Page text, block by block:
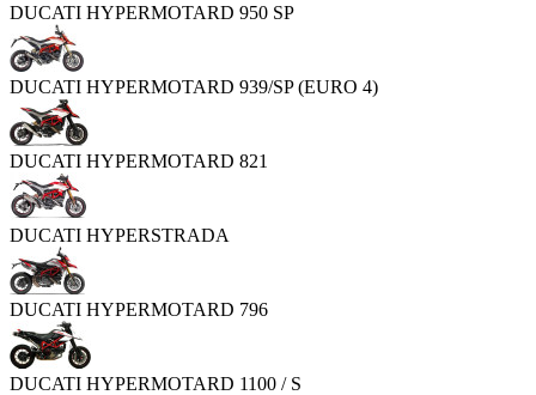
DUCATI HYPERMOTARD 950 SP
DUCATI HYPERMOTARD 939/SP (EURO 4)
DUCATI HYPERMOTARD 821
DUCATI HYPERSTRADA
DUCATI HYPERMOTARD 796
DUCATI HYPERMOTARD 1100 / S